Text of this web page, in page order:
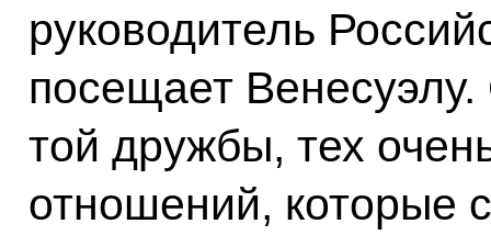
руководитель
посещает
той дружбы, тех
отношений, которые